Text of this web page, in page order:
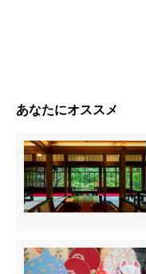
あなたにオススメ